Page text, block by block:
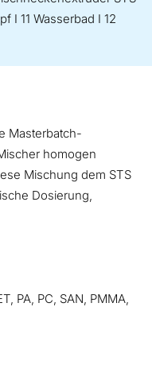
I 11 Wasserbad I 12
Masterbatch-
homogen
Mischung dem STS
Dosierung,
PA, PC, SAN, PMMA,